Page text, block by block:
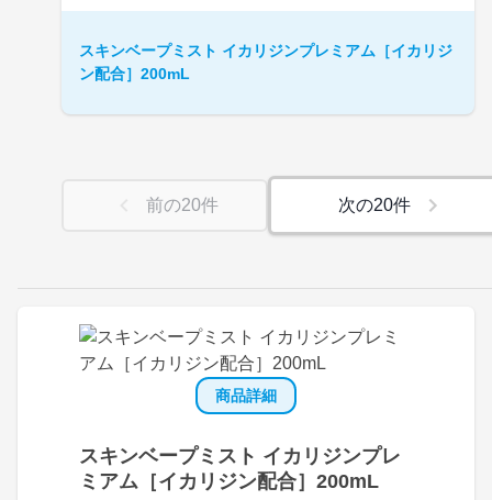
商品詳細
スキンベープミスト イカリジンプレ
ミアム［イカリジン配合］200mL
スキンベープミスト イカリジンプレミアム［イカリジ
ン配合］200mL
前の20件 次の20件